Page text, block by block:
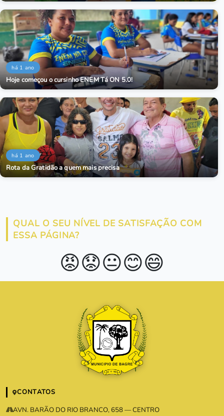
há 1 ano
Hoje começou o cursinho ENEM Tá ON 5.0!
há 1 ano
Rota da Gratidão a quem mais precisa
QUAL O SEU NÍVEL DE SATISFAÇÃO COM
ESSA PÁGINA?
😡😟😐😊😄
CONTATOS
AVN. BARÃO DO RIO BRANCO, 658 — CENTRO